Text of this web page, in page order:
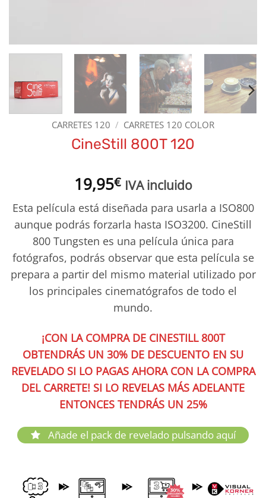
CARRETES 120 / CARRETES 120 COLOR
CineStill 800T 120
19,95€ IVA incluido
Esta película está diseñada para usarla a ISO800
aunque podrás forzarla hasta ISO3200. CineStill
800 Tungsten es una película única para
fotógrafos, podrás observar que esta película se
prepara a partir del mismo material utilizado por
los principales cinematógrafos de todo el
mundo.
¡CON LA COMPRA DE CINESTILL 800T
OBTENDRÁS UN 30% DE DESCUENTO EN SU
REVELADO SI LO PAGAS AHORA CON LA COMPRA
DEL CARRETE! SI LO REVELAS MÁS ADELANTE
ENTONCES TENDRÁS UN 25%
Añade el pack de revelado pulsando aquí